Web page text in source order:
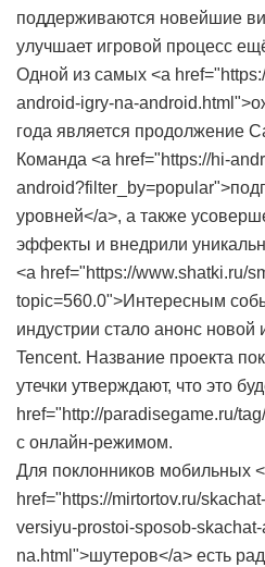
поддерживаются новейшие
улучшает игровой процесс
Одной из самых <a
android-igry-na-
года является продолжение
Команда <a href="https://hi-
уровней</a>, а также
эффекты и внедрили
<a href="https://www.shatki.ru/
topic=560.0">Интересным
индустрии стало анонс новой
Tencent. Название проекта
утечки утверждают, что это
href="http://paradisegame.ru/
с онлайн-режимом.
Для поклонников мобильных
href="https://mirtortov.ru/
versiyu-prostoi-sposob-
na.html">шутеров</a> есть